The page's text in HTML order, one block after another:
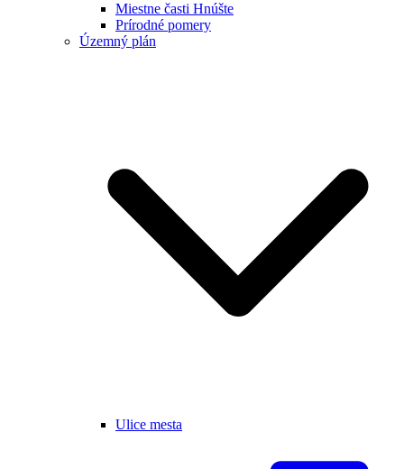
Miestne časti Hnúšte
Prírodné pomery
Územný plán
Ulice mesta